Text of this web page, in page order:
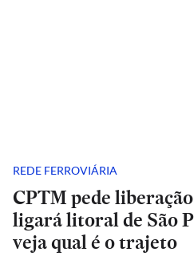
REDE FERROVIÁRIA
CPTM pede
ligará litoral de São
veja qual é o trajeto